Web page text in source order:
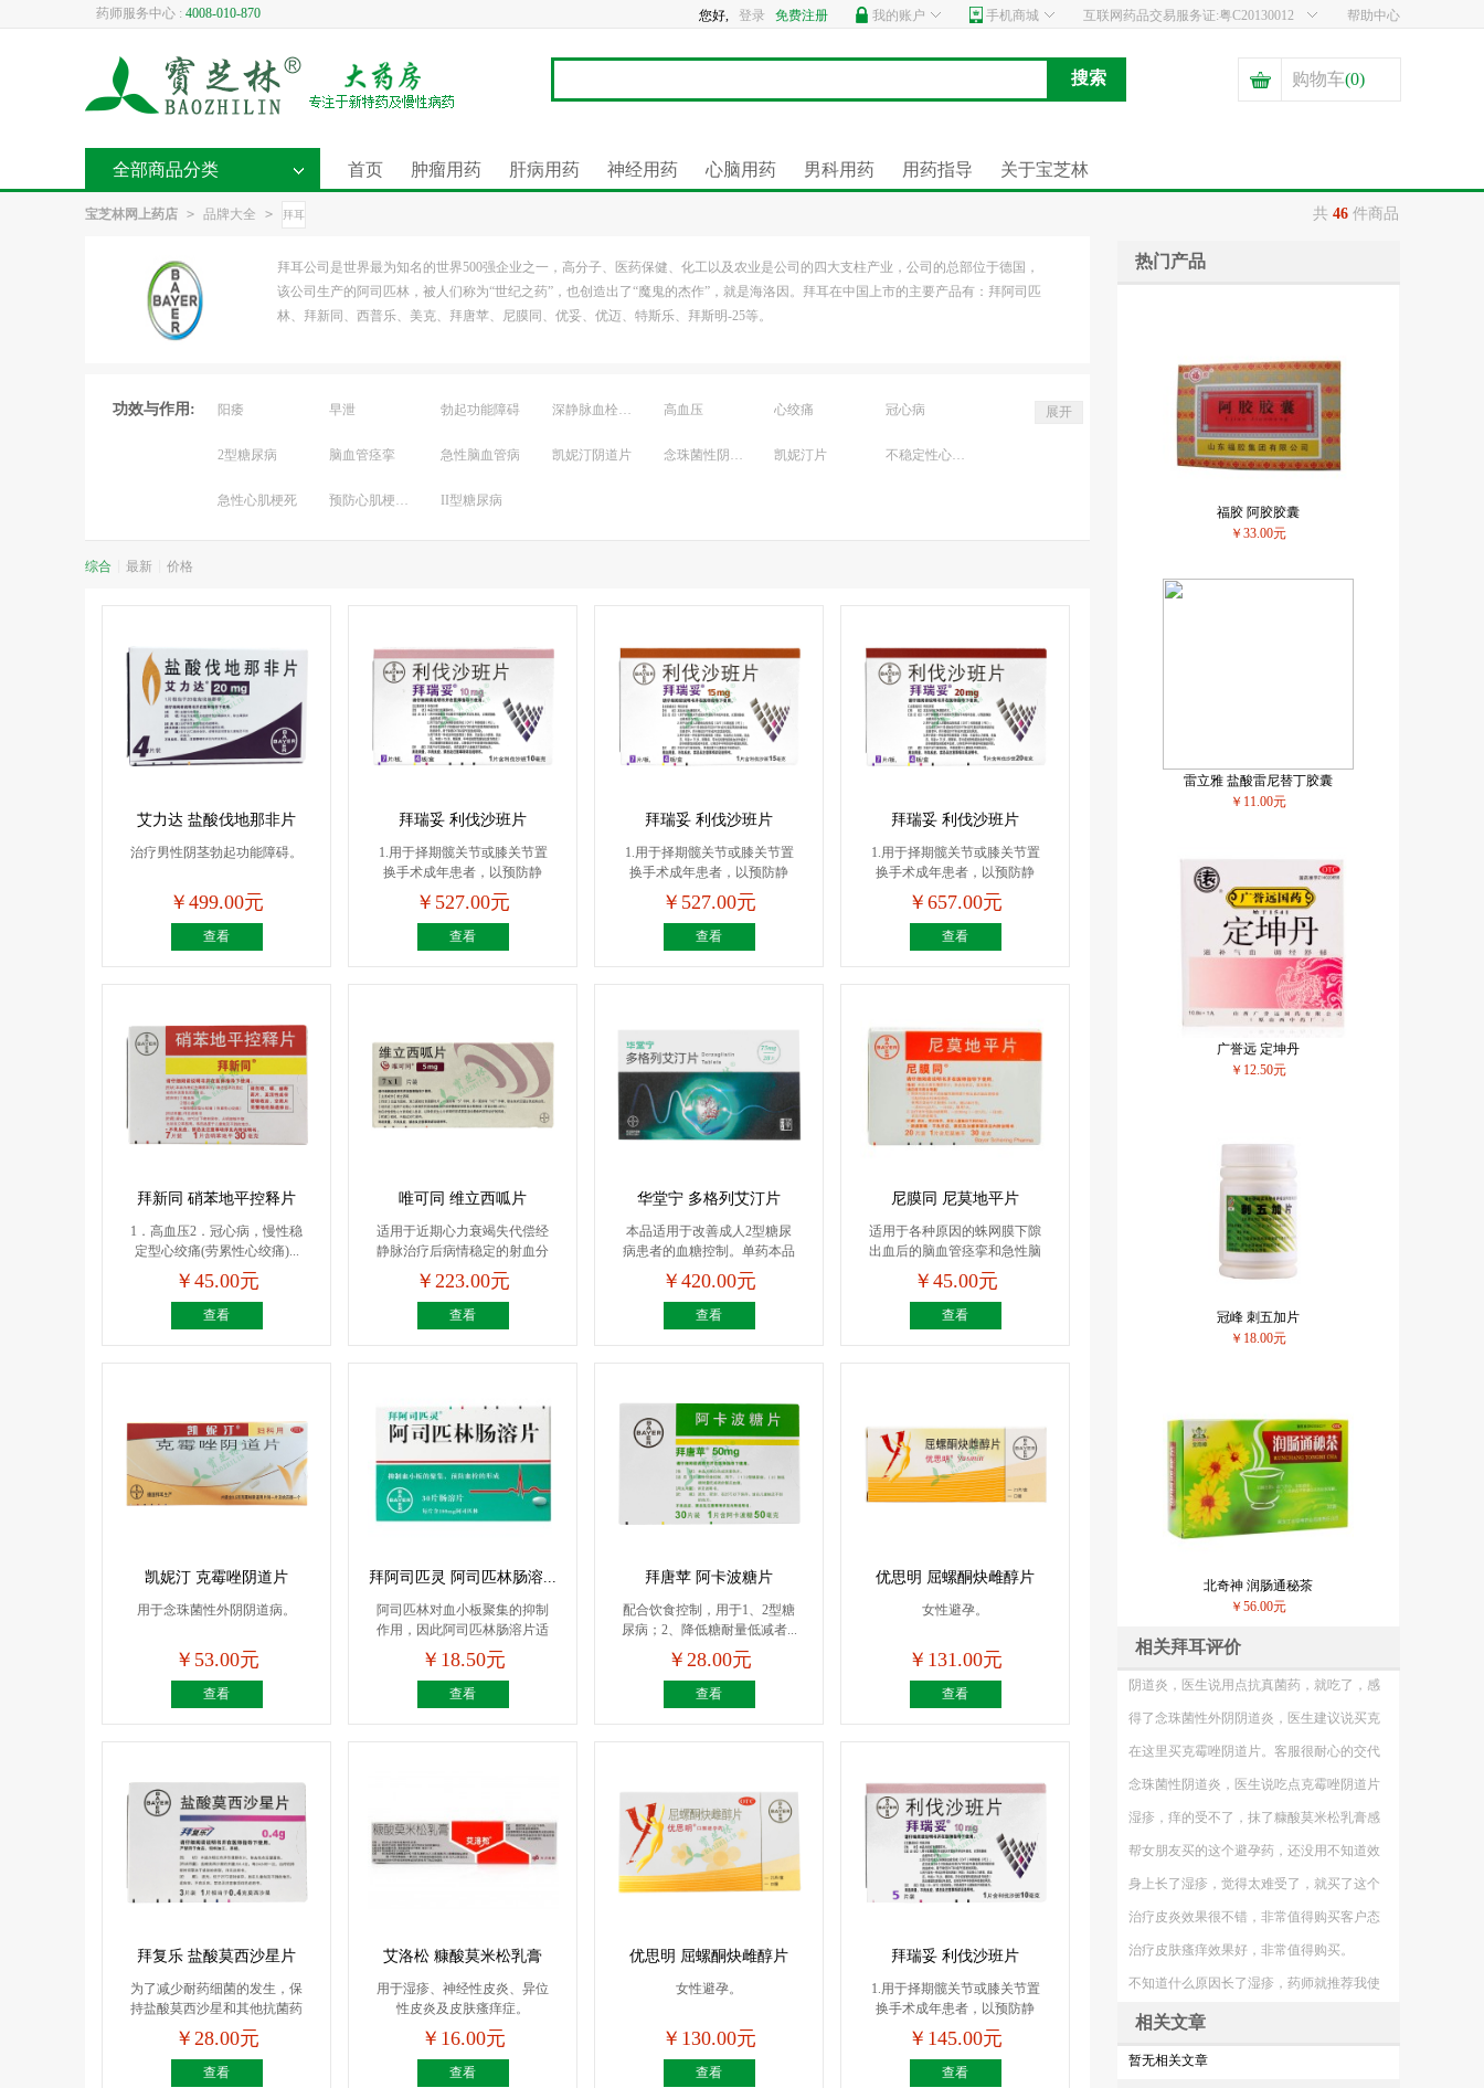
药师服务中心 : 4008-010-870 您好, 登录 免费注册 我的账户 手机商城 互联网药品交易服务证:粤C20130012 帮助中心
购物车(0)
全部商品分类 首页 肿瘤用药 肝病用药 神经用药 心脑用药 男科用药 用药指导 关于宝芝林
宝芝林网上药店 > 品牌大全 > 拜耳 共 46 件商品
拜耳公司是世界最为知名的世界500强企业之一，高分子、医药保健、化工以及农业是公司的四大支柱产业，公司的总部位于德国，
该公司生产的阿司匹林，被人们称为“世纪之药”，也创造出了“魔鬼的杰作”，就是海洛因。拜耳在中国上市的主要产品有：拜阿司匹
林、拜新同、西普乐、美克、拜唐苹、尼膜同、优妥、优迈、特斯乐、拜斯明-25等。
功效与作用: 阳痿 早泄 勃起功能障碍 深静脉血栓形成 高血压 心绞痛 冠心病
2型糖尿病 脑血管痉挛 急性脑血管病 凯妮汀阴道片 念珠菌性阴道炎 凯妮汀片 不稳定性心绞痛
急性心肌梗死 预防心肌梗死复发 II型糖尿病
展开
综合 最新 价格
艾力达 盐酸伐地那非片
治疗男性阴茎勃起功能障碍。
￥499.00元
查看
拜瑞妥 利伐沙班片
1.用于择期髋关节或膝关节置
换手术成年患者，以预防静
脉...
￥527.00元
查看
拜瑞妥 利伐沙班片
1.用于择期髋关节或膝关节置
换手术成年患者，以预防静
脉...
￥527.00元
查看
拜瑞妥 利伐沙班片
1.用于择期髋关节或膝关节置
换手术成年患者，以预防静
脉...
￥657.00元
查看
拜新同 硝苯地平控释片
1．高血压2．冠心病，慢性稳
定型心绞痛(劳累性心绞痛)...
￥45.00元
查看
唯可同 维立西呱片
适用于近期心力衰竭失代偿经
静脉治疗后病情稳定的射血分
数...
￥223.00元
查看
华堂宁 多格列艾汀片
本品适用于改善成人2型糖尿
病患者的血糖控制。单药本品
单...
￥420.00元
查看
尼膜同 尼莫地平片
适用于各种原因的蛛网膜下隙
出血后的脑血管痉挛和急性脑
血...
￥45.00元
查看
凯妮汀 克霉唑阴道片
用于念珠菌性外阴阴道病。
￥53.00元
查看
拜阿司匹灵 阿司匹林肠溶...
阿司匹林对血小板聚集的抑制
作用，因此阿司匹林肠溶片适
应...
￥18.50元
查看
拜唐苹 阿卡波糖片
配合饮食控制，用于1、2型糖
尿病；2、降低糖耐量低减者...
￥28.00元
查看
优思明 屈螺酮炔雌醇片
女性避孕。
￥131.00元
查看
拜复乐 盐酸莫西沙星片
为了减少耐药细菌的发生，保
持盐酸莫西沙星和其他抗菌药
物...
￥28.00元
查看
艾洛松 糠酸莫米松乳膏
用于湿疹、神经性皮炎、异位
性皮炎及皮肤瘙痒症。
￥16.00元
查看
优思明 屈螺酮炔雌醇片
女性避孕。
￥130.00元
查看
拜瑞妥 利伐沙班片
1.用于择期髋关节或膝关节置
换手术成年患者，以预防静
脉...
￥145.00元
查看
热门产品
福胶 阿胶胶囊
￥33.00元
雷立雅 盐酸雷尼替丁胶囊
￥11.00元
广誉远 定坤丹
￥12.50元
冠峰 刺五加片
￥18.00元
北奇神 润肠通秘茶
￥56.00元
相关拜耳评价
阴道炎，医生说用点抗真菌药，就吃了，感觉还是好多了。
得了念珠菌性外阴阴道炎，医生建议说买克霉唑阴道片试一
在这里买克霉唑阴道片。客服很耐心的交代它的使用方法。
念珠菌性阴道炎，医生说吃点克霉唑阴道片，就上宝芝林这
湿疹，痒的受不了，抹了糠酸莫米松乳膏感觉舒服多了。
帮女朋友买的这个避孕药，还没用不知道效果怎么样
身上长了湿疹，觉得太难受了，就买了这个糠酸莫米松软膏
治疗皮炎效果很不错，非常值得购买客户态度也好。
治疗皮肤瘙痒效果好，非常值得购买。
不知道什么原因长了湿疹，药师就推荐我使用这个糠酸莫米
相关文章
暂无相关文章